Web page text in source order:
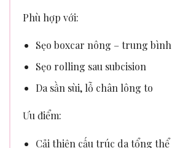
Phù hợp với:
Sẹo boxcar nông – trung bình
Sẹo rolling sau subcision
Da sần sùi, lỗ chân lông to
Ưu điểm:
Cải thiện cấu trúc da tổng thể